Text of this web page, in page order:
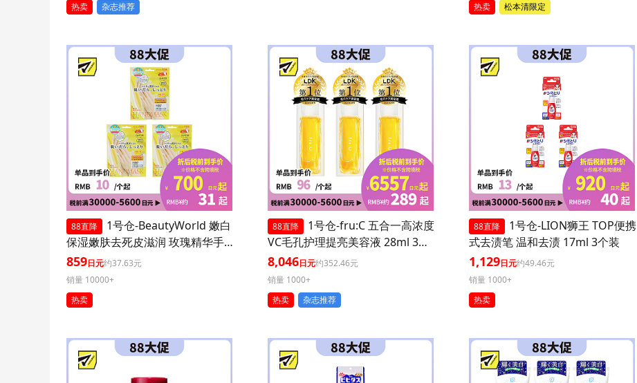
热卖
杂志推荐
热卖
松本清限定
88直降
1号仓-BeautyWorld 嫩白
保湿嫩肤去死皮滋润 玫瑰精华手
膜 3个装 LUCKY TRENDY 补水护
肤去角质双手部护理
859日元约37.63元
销量 10000+
热卖
88直降
1号仓-fru:C 五合一高浓度
VC毛孔护理提亮美容液 28ml 3个
装 减少毛孔 懒人护肤
8,046日元约352.46元
销量 1000+
热卖
杂志推荐
88直降
1号仓-LION狮王 TOP便携
式去渍笔 温和去渍 17ml 3个装
1,129日元约49.46元
销量 1000+
热卖